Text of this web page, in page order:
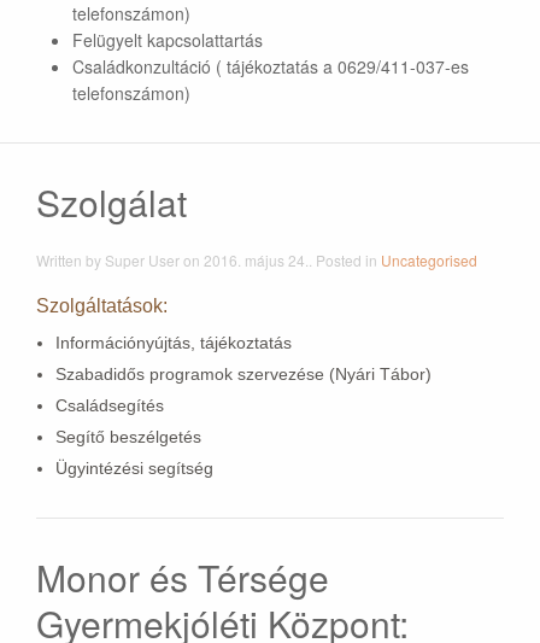
telefonszámon)
Felügyelt kapcsolattartás
Családkonzultáció ( tájékoztatás a 0629/411-037-es
telefonszámon)
Szolgálat
Written by Super User on 2016. május 24. . Posted in Uncategorised
Szolgáltatások:
Információnyújtás, tájékoztatás
Szabadidős programok szervezése (Nyári Tábor)
Családsegítés
Segítő beszélgetés
Ügyintézési segítség
Monor és Térsége
Gyermekjóléti Központ: